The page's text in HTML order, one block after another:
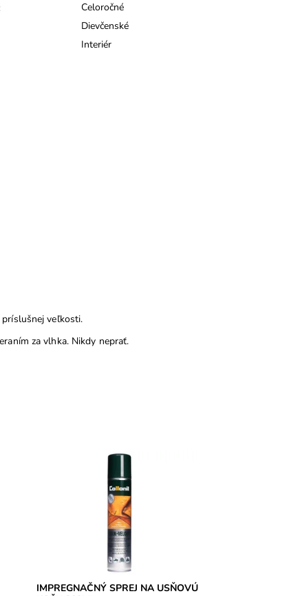
Celoročné
Dievčenské
Interiér
veľkosti.
za vlhka. Nikdy neprať.
- WATERSTOP + UV ochrana na
usňovú kožu. Ochráni kožu pred
poškodením vodou a uv-žiarením.
Skladom
Collonil
2 roky
IMPREGNAČNÝ SPREJ NA USŇOVÚ